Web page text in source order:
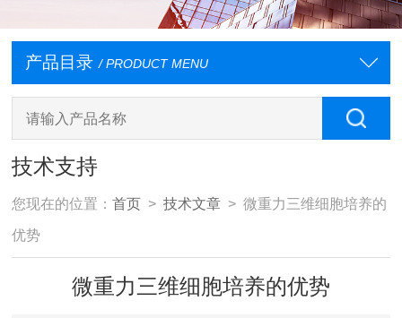
产品目录 / PRODUCT MENU
技术支持
您现在的位置：首页 >技术文章 > 微重力三维细胞培养的
优势
微重力三维细胞培养的优势